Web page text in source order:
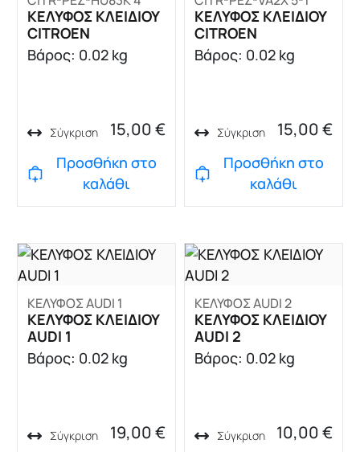
ΚΕΛΥΦΟΣ ΚΛΕΙΔΙΟΥ
CITROEN
Βάρος: 0.02 kg
Σύγκριση 15,00€
Προσθήκη στο
καλάθι
ΚΕΛΥΦΟΣ ΚΛΕΙΔΙΟΥ
CITROEN
Βάρος: 0.02 kg
Σύγκριση 15,00€
Προσθήκη στο
καλάθι
ΚΕΛΥΦΟΣ AUDI 1
ΚΕΛΥΦΟΣ ΚΛΕΙΔΙΟΥ
AUDI 1
Βάρος: 0.02 kg
Σύγκριση 19,00€
ΚΕΛΥΦΟΣ AUDI 2
ΚΕΛΥΦΟΣ ΚΛΕΙΔΙΟΥ
AUDI 2
Βάρος: 0.02 kg
Σύγκριση 10,00€